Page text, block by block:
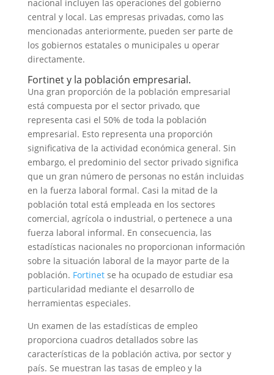
nacional incluyen las operaciones del gobierno
central y local. Las empresas privadas, como las
mencionadas anteriormente, pueden ser parte de
los gobiernos estatales o municipales u operar
directamente.
Fortinet y la población empresarial.
Una gran proporción de la población empresarial
está compuesta por el sector privado, que
representa casi el 50% de toda la población
empresarial. Esto representa una proporción
significativa de la actividad económica general. Sin
embargo, el predominio del sector privado significa
que un gran número de personas no están incluidas
en la fuerza laboral formal. Casi la mitad de la
población total está empleada en los sectores
comercial, agrícola o industrial, o pertenece a una
fuerza laboral informal. En consecuencia, las
estadísticas nacionales no proporcionan información
sobre la situación laboral de la mayor parte de la
población. Fortinetse ha ocupado de estudiar esa
particularidad mediante el desarrollo de
herramientas especiales.
Un examen de las estadísticas de empleo
proporciona cuadros detallados sobre las
características de la población activa, por sector y
país. Se muestran las tasas de empleo y la